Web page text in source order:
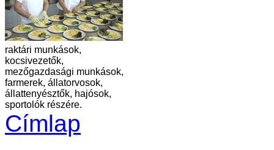
raktári munkások,
kocsivezetők,
mezőgazdasági munkások,
farmerek, állatorvosok,
állattenyésztők, hajósok,
sportolók részére.
Címlap